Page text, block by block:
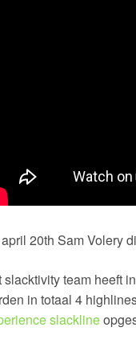
20th Sam Volery
slacktivity team heeft
in totaal 4
slackline